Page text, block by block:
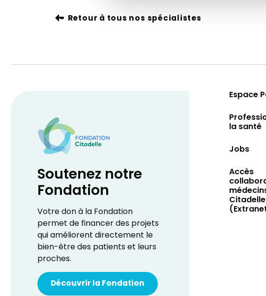
Retour à tous nos spécialistes
Soutenez notre
Fondation
Votre don à la Fondation
permet de financer des projets
qui améliorent directement le
bien-être des patients et leurs
proches.
Découvrir la Fondation
Espace
la santé
Jobs
Accès
Citadelle